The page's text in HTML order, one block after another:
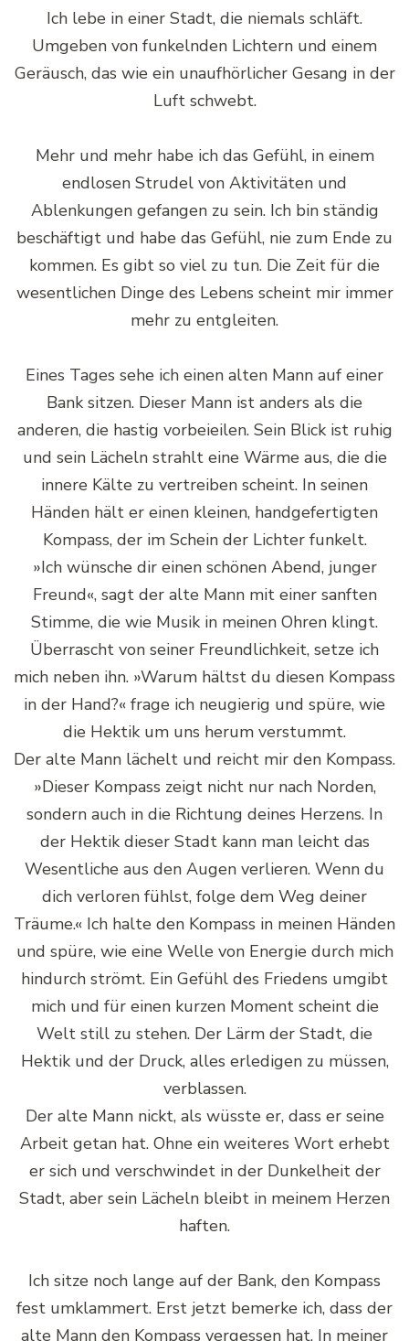
Ich lebe in einer Stadt, die niemals schläft.
Umgeben von funkelnden Lichtern und einem
Geräusch, das wie ein unaufhörlicher Gesang in der
Luft schwebt.
Mehr und mehr habe ich das Gefühl, in einem
endlosen Strudel von Aktivitäten und
Ablenkungen gefangen zu sein. Ich bin ständig
beschäftigt und habe das Gefühl, nie zum Ende zu
kommen. Es gibt so viel zu tun. Die Zeit für die
wesentlichen Dinge des Lebens scheint mir immer
mehr zu entgleiten.
Eines Tages sehe ich einen alten Mann auf einer
Bank sitzen. Dieser Mann ist anders als die
anderen, die hastig vorbeieilen. Sein Blick ist ruhig
und sein Lächeln strahlt eine Wärme aus, die die
innere Kälte zu vertreiben scheint. In seinen
Händen hält er einen kleinen, handgefertigten
Kompass, der im Schein der Lichter funkelt.
»Ich wünsche dir einen schönen Abend, junger
Freund«, sagt der alte Mann mit einer sanften
Stimme, die wie Musik in meinen Ohren klingt.
Überrascht von seiner Freundlichkeit, setze ich
mich neben ihn. »Warum hältst du diesen Kompass
in der Hand?« frage ich neugierig und spüre, wie
die Hektik um uns herum verstummt.
Der alte Mann lächelt und reicht mir den Kompass.
»Dieser Kompass zeigt nicht nur nach Norden,
sondern auch in die Richtung deines Herzens. In
der Hektik dieser Stadt kann man leicht das
Wesentliche aus den Augen verlieren. Wenn du
dich verloren fühlst, folge dem Weg deiner
Träume.« Ich halte den Kompass in meinen Händen
und spüre, wie eine Welle von Energie durch mich
hindurch strömt. Ein Gefühl des Friedens umgibt
mich und für einen kurzen Moment scheint die
Welt still zu stehen. Der Lärm der Stadt, die
Hektik und der Druck, alles erledigen zu müssen,
verblassen.
Der alte Mann nickt, als wüsste er, dass er seine
Arbeit getan hat. Ohne ein weiteres Wort erhebt
er sich und verschwindet in der Dunkelheit der
Stadt, aber sein Lächeln bleibt in meinem Herzen
haften.
Ich sitze noch lange auf der Bank, den Kompass
fest umklammert. Erst jetzt bemerke ich, dass der
alte Mann den Kompass vergessen hat. In meiner